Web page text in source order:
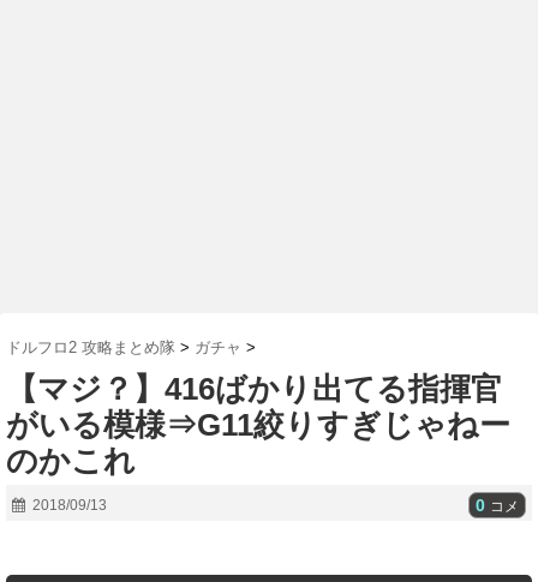
ドルフロ2 攻略まとめ隊 > ガチャ >
【マジ？】416ばかり出てる指揮官
がいる模様⇒G11絞りすぎじゃねー
のかこれ
2018/09/13 0 コメ